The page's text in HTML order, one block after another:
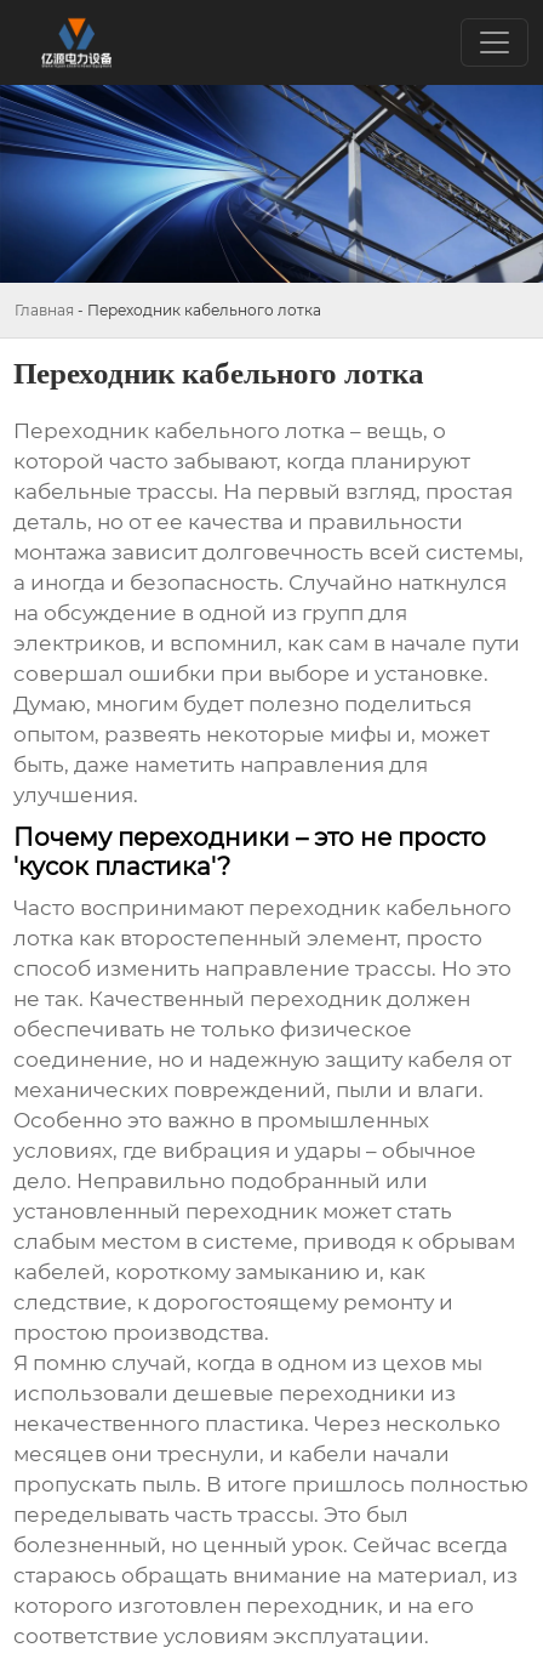
Главная - Переходник кабельного лотка
Переходник кабельного лотка
Переходник кабельного лотка – вещь, о
которой часто забывают, когда планируют
кабельные трассы. На первый взгляд, простая
деталь, но от ее качества и правильности
монтажа зависит долговечность всей системы,
а иногда и безопасность. Случайно наткнулся
на обсуждение в одной из групп для
электриков, и вспомнил, как сам в начале пути
совершал ошибки при выборе и установке.
Думаю, многим будет полезно поделиться
опытом, развеять некоторые мифы и, может
быть, даже наметить направления для
улучшения.
Почему переходники – это не просто
'кусок пластика'?
Часто воспринимают переходник кабельного
лотка как второстепенный элемент, просто
способ изменить направление трассы. Но это
не так. Качественный переходник должен
обеспечивать не только физическое
соединение, но и надежную защиту кабеля от
механических повреждений, пыли и влаги.
Особенно это важно в промышленных
условиях, где вибрация и удары – обычное
дело. Неправильно подобранный или
установленный переходник может стать
слабым местом в системе, приводя к обрывам
кабелей, короткому замыканию и, как
следствие, к дорогостоящему ремонту и
простою производства.
Я помню случай, когда в одном из цехов мы
использовали дешевые переходники из
некачественного пластика. Через несколько
месяцев они треснули, и кабели начали
пропускать пыль. В итоге пришлось полностью
переделывать часть трассы. Это был
болезненный, но ценный урок. Сейчас всегда
стараюсь обращать внимание на материал, из
которого изготовлен переходник, и на его
соответствие условиям эксплуатации.